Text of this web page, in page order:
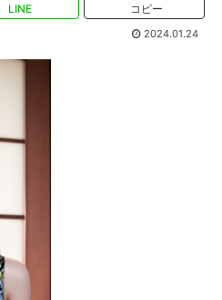
LINE コピー
2024.01.24